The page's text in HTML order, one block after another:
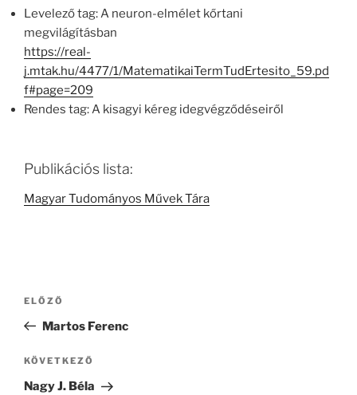
Levelező tag: A neuron-elmélet kőrtani
megvilágításban
https://real-
j.mtak.hu/4477/1/MatematikaiTermTudErtesito_59.pd
f#page=209
Rendes tag: A kisagyi kéreg idegvégződéseiről
Publikációs lista:
Magyar Tudományos Művek Tára
Bejegyzés
Korábbi
bejegyzés
ELŐZŐ
Martos Ferenc
Következő
bejegyzés
KÖVETKEZŐ
Nagy J. Béla